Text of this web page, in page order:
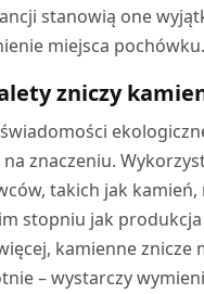
stanowią one
miejsca pochówku.
zniczy
znaczeniu.
takich jak kamień,
stopniu jak produkcja
kamienne znicze
– wystarczy